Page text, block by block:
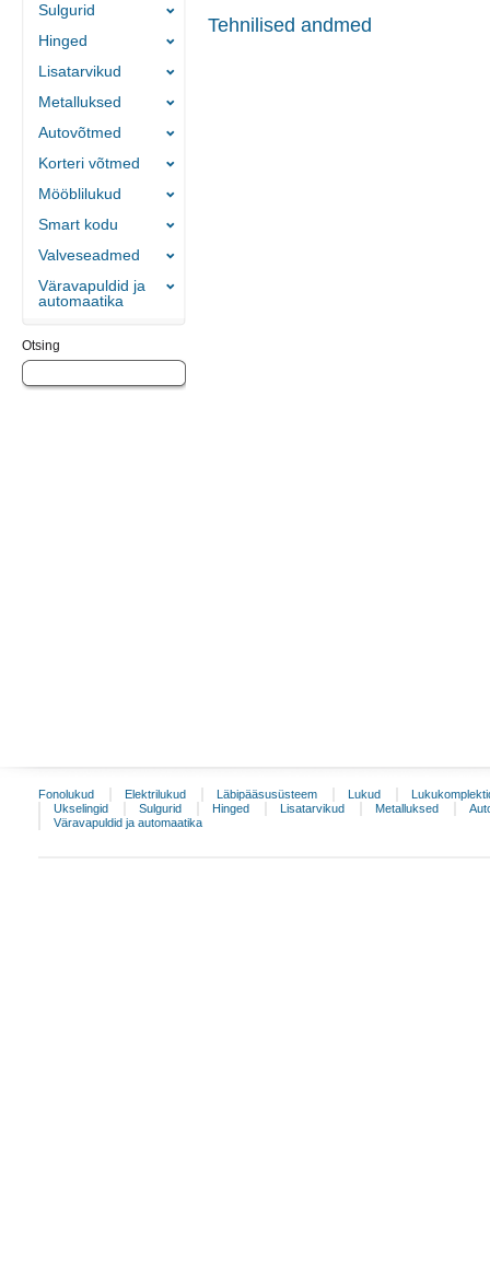
Tehnilised andmed
Sulgurid
Hinged
Lisatarvikud
Metalluksed
Autovõtmed
Korteri võtmed
Mööblilukud
Smart kodu
Valveseadmed
Väravapuldid ja
automaatika
Otsing
Fonolukud Elektrilukud Läbipääsusüsteem Lukud
Ukselingid
Sulgurid Hinged Lisatarvikud Metalluksed
Väravapuldid ja automaatika